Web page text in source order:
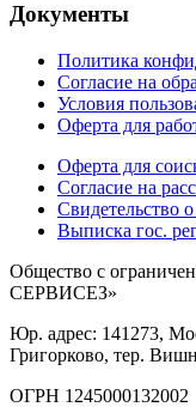
Документы
Политика
Согласие на
Условия
Оферта для
Оферта для
Согласие на
Свидетельство
Выписка гос.
Общество с
СЕРВИСЕЗ»
Юр. адрес: 141273,
Григорково, тер.
ОГРН 1245000132002